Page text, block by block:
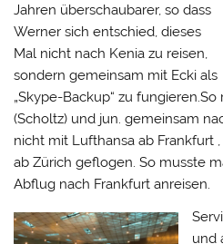
Jahren überschaubarer, so dass
Werner sich entschied, dieses
Mal nicht nach Kenia zu reisen,
sondern gemeinsam mit Ecki als
„Skype-Backup“ zu
(Scholtz) und jun. gemeinsam
nicht mit Lufthansa ab Frankfurt
ab Zürich geflogen. So musste
Abflug nach Frankfurt anreisen.
und